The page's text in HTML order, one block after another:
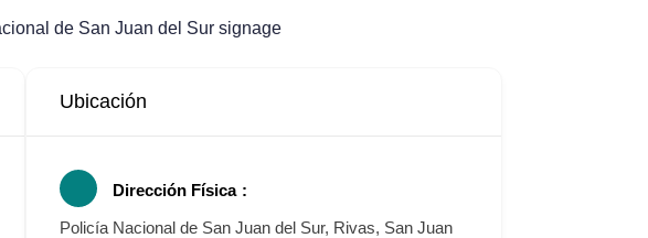
Ubicación
Dirección Física
Policía Nacional de San Juan del Sur, Rivas, San Juan